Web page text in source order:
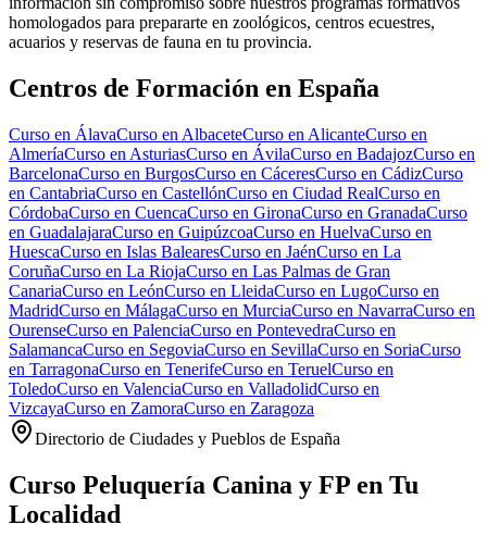
homologados para prepararte en zoológicos, centros ecuestres,
acuarios y reservas de fauna en tu provincia.
Centros de Formación en España
Curso en ÁlavaCurso en AlbaceteCurso en AlicanteCurso en
AlmeríaCurso en AsturiasCurso en ÁvilaCurso en BadajozCurso en
BarcelonaCurso en BurgosCurso en CáceresCurso en CádizCurso
en CantabriaCurso en CastellónCurso en Ciudad RealCurso en
CórdobaCurso en CuencaCurso en GironaCurso en GranadaCurso
en GuadalajaraCurso en GuipúzcoaCurso en HuelvaCurso en
HuescaCurso en Islas BalearesCurso en JaénCurso en La
CoruñaCurso en La RiojaCurso en Las Palmas de Gran
CanariaCurso en LeónCurso en LleidaCurso en LugoCurso en
MadridCurso en MálagaCurso en MurciaCurso en NavarraCurso en
OurenseCurso en PalenciaCurso en PontevedraCurso en
SalamancaCurso en SegoviaCurso en SevillaCurso en SoriaCurso
en TarragonaCurso en TenerifeCurso en TeruelCurso en
ToledoCurso en ValenciaCurso en ValladolidCurso en
VizcayaCurso en ZamoraCurso en Zaragoza
Directorio de Ciudades y Pueblos de España
Curso Peluquería Canina y FP en Tu
Localidad